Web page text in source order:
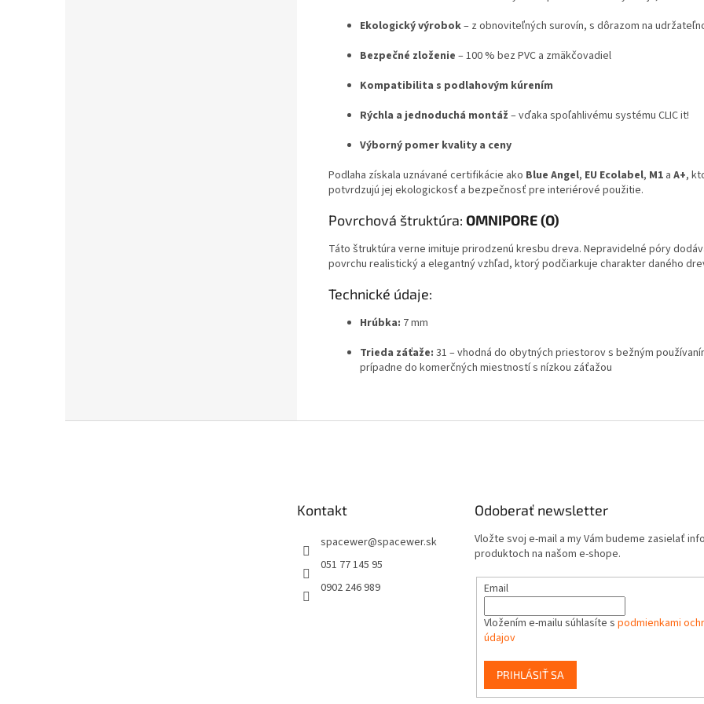
Ekologický výrobok– z obnoviteľných surovín, s dôrazom na
Bezpečné zloženie – 100 % bez PVC a zmäkčovadiel
Kompatibilita s podlahovým kúrením
Rýchla a jednoduchá montáž – vďaka spoľahlivému systému CLIC it!
Výborný pomer kvality a ceny
Podlaha získala uznávané certifikácie ako Blue Angel, EU Ecolabel, M1 a A+,
potvrdzujú jej ekologickosť a bezpečnosť pre interiérové použitie.
Povrchová štruktúra: OMNIPORE (O)
Táto štruktúra verne imituje prirodzenú kresbu dreva. Nepravidelné póry
povrchu realistický a elegantný vzhľad, ktorý podčiarkuje charakter daného
Technické údaje:
Hrúbka: 7 mm
Trieda záťaže: 31 – vhodná do obytných priestorov s bežným
prípadne do komerčných miestností s nízkou záťažou
Kontakt
spacewer@spacewer.sk
051 77 145 95
0902 246 989
Odoberať newsletter
Vložte svoj e-mail a my Vám budeme zasielať
produktoch na našom e-shope.
Email
Vložením e-mailu súhlasíte s podmienkami
údajov
PRIHLÁSIŤ SA